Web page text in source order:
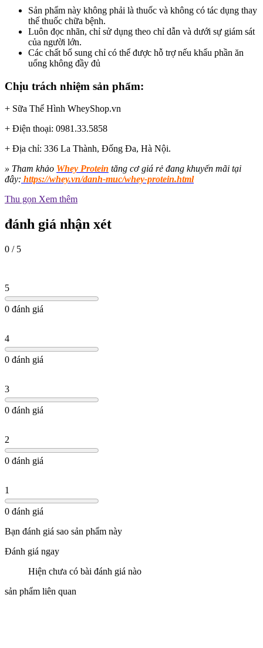
Sản phẩm này không phải là thuốc và không có tác dụng thay
thế thuốc chữa bệnh.
Luôn đọc nhãn, chỉ sử dụng theo chỉ dẫn và dưới sự giám sát
của người lớn.
Các chất bổ sung chỉ có thể được hỗ trợ nếu khẩu phần ăn
uống không đầy đủ
Chịu trách nhiệm sản phẩm:
+ Sữa Thể Hình WheyShop.vn
+ Điện thoại: 0981.33.5858
+ Địa chỉ: 336 La Thành, Đống Đa, Hà Nội.
» Tham khảo Whey Protein tăng cơ giá rẻ đang khuyến mãi tại
đây: https://whey.vn/danh-muc/whey-protein.html
Thu gọn Xem thêm
đánh giá nhận xét
0 / 5
5
0 đánh giá
4
0 đánh giá
3
0 đánh giá
2
0 đánh giá
1
0 đánh giá
Bạn đánh giá sao sản phẩm này
Đánh giá ngay
Hiện chưa có bài đánh giá nào
sản phẩm liên quan